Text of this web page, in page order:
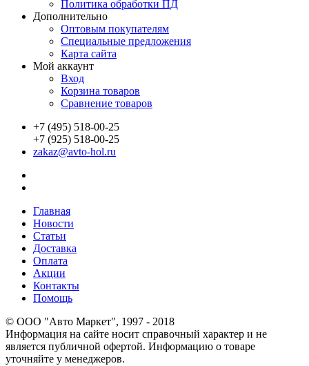
Политика обработки ПД
Дополнительно
Оптовым покупателям
Специальные предложения
Карта сайта
Мой аккаунт
Вход
Корзина товаров
Сравнение товаров
+7 (495) 518-00-25
+7 (925) 518-00-25
zakaz@avto-hol.ru
Главная
Новости
Статьи
Доставка
Оплата
Акции
Контакты
Помощь
© OOO "Авто Маркет", 1997 - 2018
Информация на сайте носит справочный характер и не
является публичной офертой. Информацию о товаре
уточняйте у менеджеров.